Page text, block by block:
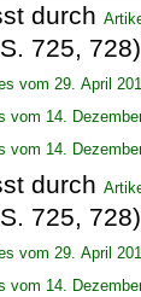
durch
725,
vom 29. April
vom 14.
vom 14.
durch
725,
vom 29. April
vom 14.